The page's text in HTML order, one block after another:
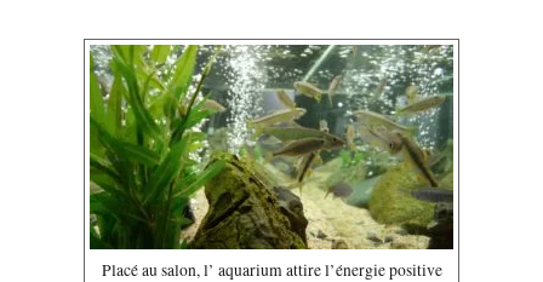
Placé au salon, l’ aquarium attire l’énergie positive